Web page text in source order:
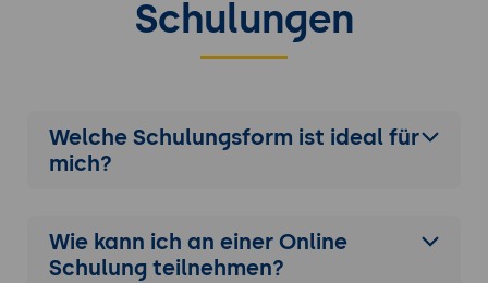
Schulungen
Welche Schulungsform ist ideal für
mich?
Wie kann ich an einer Online
Schulung teilnehmen?